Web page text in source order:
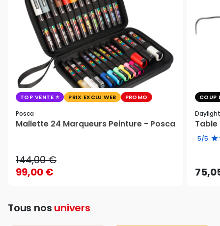
TOP VENTE PRIX EXCLU WEB PROMO
Posca
Mallette 24 Marqueurs Peinture - Posca
144,00 €
99,00 €
COUP
Daylight
Table
5/5
Tous nos univers